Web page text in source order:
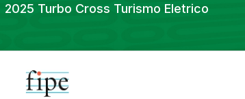
2025 Turbo Cross Turismo Eletrico